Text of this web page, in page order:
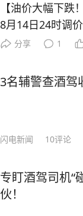
【油价大幅下
8月14日24时调
预估下调幅度
0元/吨，柴油下
0.30元/升，95
窄，最终能否落
分享 1
3名辅警查酒驾
闪电新闻 10评论
专盯酒驾司机“
伙！